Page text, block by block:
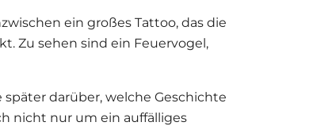
ein großes Tattoo, das die
Zu sehen sind ein Feuervogel,
darüber, welche Geschichte
nicht nur um ein auffälliges